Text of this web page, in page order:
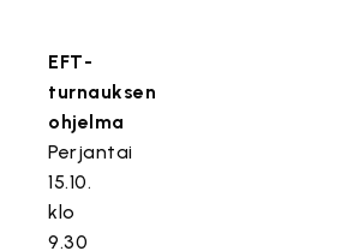
EFT-
turnauksen
ohjelma
Perjantai
15.10.
klo
9.30